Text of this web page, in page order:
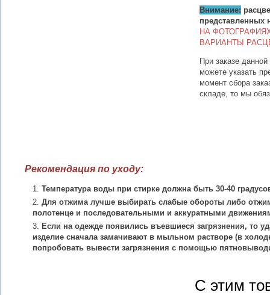
Внимание:
представленных
НА
ВАРИАНТЫ
При заказе
можете указать
момент сбора
складе, то мы
Рекомендация по уходу:
Температура воды при стирке должна быть 30-40
Для отжима лучше выбирать слабые обороты либо
полотенце и последовательными и аккуратными
Если на одежде появились въевшиеся загрязнения, то
изделие сначала замачивают в мыльном растворе (в
попробовать вывести загрязнения с помощью
С этим